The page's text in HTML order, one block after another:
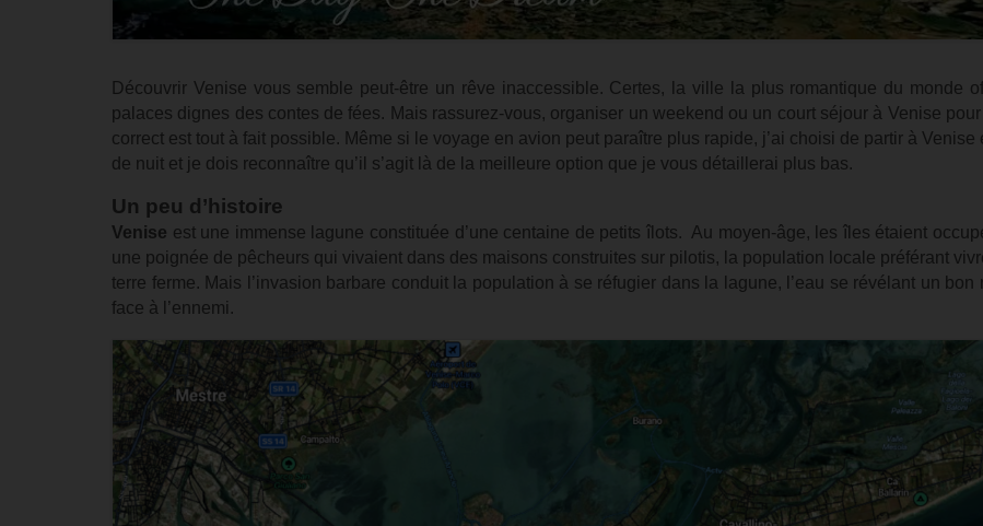
Découvrir Venise vous semble peut-être un rêve inaccessible. Certes, la ville la plus romantique du monde
palaces dignes des contes de fées. Mais rassurez-vous, organiser un weekend ou un court séjour à Venise
correct est tout à fait possible. Même si le voyage en avion peut paraître plus rapide, j’ai choisi de partir à Venise
de nuit et je dois reconnaître qu’il s’agit là de la meilleure option que je vous détaillerai plus bas.
Un peu d’histoire
Venise est une immense lagune constituée d’une centaine de petits îlots. Au moyen-âge, les îles étaient
une poignée de pêcheurs qui vivaient dans des maisons construites sur pilotis, la population locale préférant
terre ferme. Mais l’invasion barbare conduit la population à se réfugier dans la lagune, l’eau se révélant un bon
face à l’ennemi.